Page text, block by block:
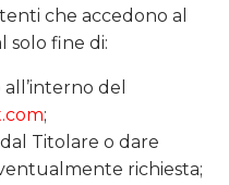
che accedono al
solo fine di:
del
;
Titolare o dare
richiesta;